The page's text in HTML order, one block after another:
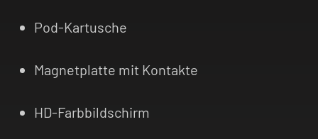
Pod-Kartusche
Magnetplatte mit Kontakte
HD-Farbbildschirm